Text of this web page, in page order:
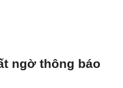
ngờ thông báo